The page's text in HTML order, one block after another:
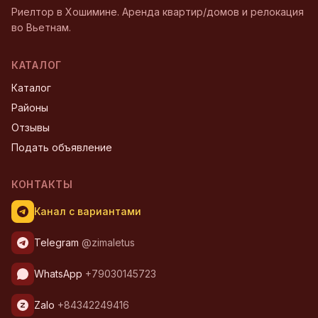
Риелтор в Хошимине. Аренда квартир/домов и релокация
во Вьетнам.
КАТАЛОГ
Каталог
Районы
Отзывы
Подать объявление
КОНТАКТЫ
Канал с вариантами
Telegram @zimaletus
WhatsApp +79030145723
Zalo +84342249416